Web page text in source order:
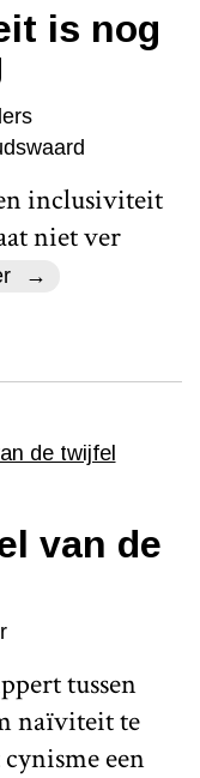
is nog
inclusiviteit
niet ver
van de
tussen
naïviteit te
een